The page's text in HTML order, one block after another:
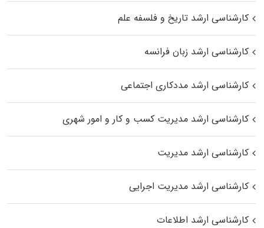
کارشناسی ارشد تاریخ و فلسفه علم
کارشناسی ارشد زبان فرانسه
کارشناسی ارشد مددکاری اجتماعی
کارشناسی ارشد مدیریت کسب و کار و امور شهری
کارشناسی ارشد مدیریت
کارشناسی ارشد مدیریت اجرایی
کارشناسی ارشد اطلاعات